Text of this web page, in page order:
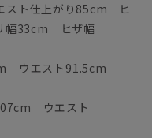
スト仕上がり85cm ヒ
幅33cm ヒザ幅
ウエスト91.5cm
ウエスト